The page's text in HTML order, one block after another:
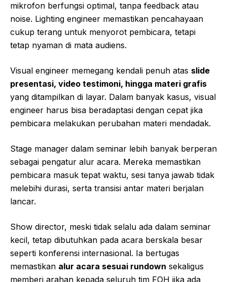
mikrofon berfungsi optimal, tanpa feedback atau
noise. Lighting engineer memastikan pencahayaan
cukup terang untuk menyorot pembicara, tetapi
tetap nyaman di mata audiens.
Visual engineer memegang kendali penuh atas slide
presentasi, video testimoni, hingga materi grafis
yang ditampilkan di layar. Dalam banyak kasus, visual
engineer harus bisa beradaptasi dengan cepat jika
pembicara melakukan perubahan materi mendadak.
Stage manager dalam seminar lebih banyak berperan
sebagai pengatur alur acara. Mereka memastikan
pembicara masuk tepat waktu, sesi tanya jawab tidak
melebihi durasi, serta transisi antar materi berjalan
lancar.
Show director, meski tidak selalu ada dalam seminar
kecil, tetap dibutuhkan pada acara berskala besar
seperti konferensi internasional. Ia bertugas
memastikan alur acara sesuai rundown sekaligus
memberi arahan kepada seluruh tim FOH jika ada